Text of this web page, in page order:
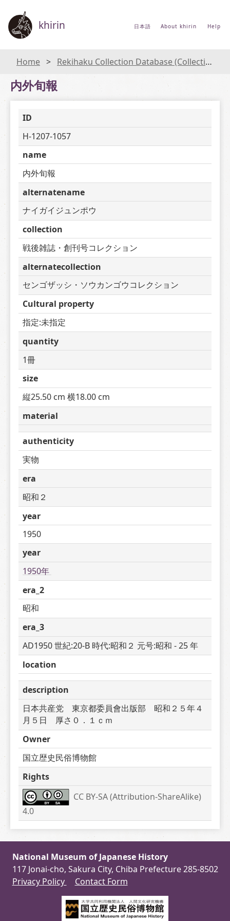
khirin 日本語 About khirin Help
Home Rekihaku Collection Database (Collections Database of the National Museum of Japanese History)
内外旬報
ID
H-1207-1057
name
内外旬報
alternatename
ナイガイジュンポウ
collection
戦後雑誌・創刊号コレクション
alternatecollection
センゴザッシ・ソウカンゴウコレクション
Cultural property
指定:未指定
quantity
1冊
size
縦25.50 cm 横18.00 cm
material
authenticity
実物
era
昭和２
year
1950
year
1950年
era_2
昭和
era_3
AD1950 世紀:20-B 時代:昭和２ 元号:昭和 - 25 年
location
description
日本共産党　東京都委員會出版部　昭和２５年４
月５日　厚さ０．１ｃｍ
Owner
国立歴史民俗博物館
Rights
CC BY-SA (Attribution-ShareAlike)
4.0
National Museum of Japanese History
117 Jonai-cho, Sakura City, Chiba Prefecture 285-8502
Privacy Policy
Contact Form